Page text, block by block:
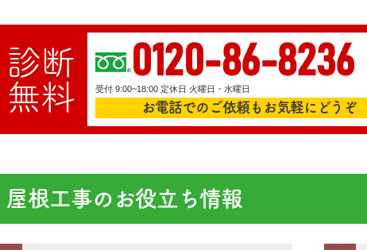
診断
無料
0120-86-8236
受付 9:00~18:00 定休日 火曜日・水曜日
お電話でのご依頼もお気軽にどうぞ
屋根工事のお役立ち情報